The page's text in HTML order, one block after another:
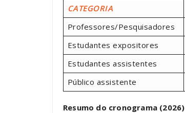
CATEGORIA
Professores/Pesquisadores
Estudantes expositores
Estudantes assistentes
Público assistente
Resumo do cronograma (2026)